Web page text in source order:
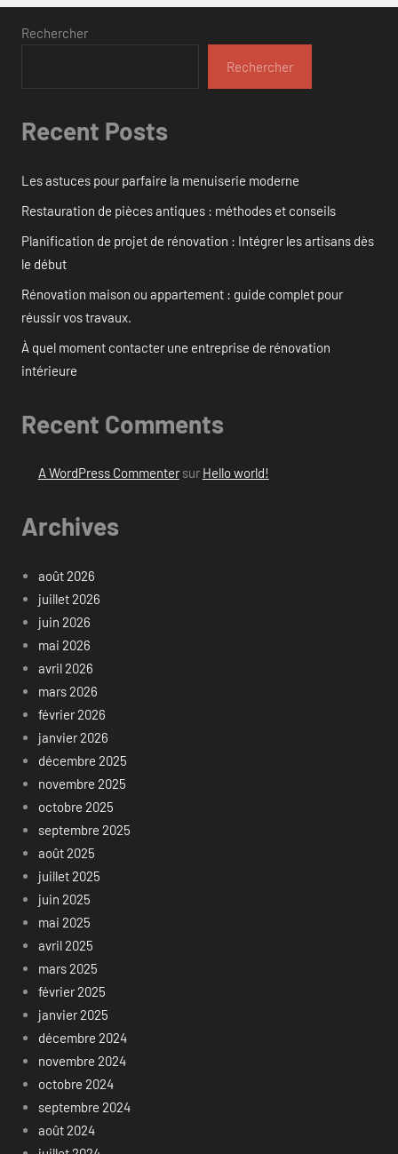
Rechercher
Rechercher
Recent Posts
Les astuces pour parfaire la menuiserie moderne
Restauration de pièces antiques : méthodes et conseils
Planification de projet de rénovation : Intégrer les artisans dès
le début
Rénovation maison ou appartement : guide complet pour
réussir vos travaux.
À quel moment contacter une entreprise de rénovation
intérieure
Recent Comments
A WordPress Commentersur Hello world!
Archives
août 2026
juillet 2026
juin 2026
mai 2026
avril 2026
mars 2026
février 2026
janvier 2026
décembre 2025
novembre 2025
octobre 2025
septembre 2025
août 2025
juillet 2025
juin 2025
mai 2025
avril 2025
mars 2025
février 2025
janvier 2025
décembre 2024
novembre 2024
octobre 2024
septembre 2024
août 2024